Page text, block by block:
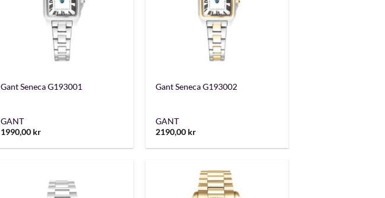
Gant Seneca G193001
GANT
1990,00 kr
Gant Seneca G193002
GANT
2190,00 kr